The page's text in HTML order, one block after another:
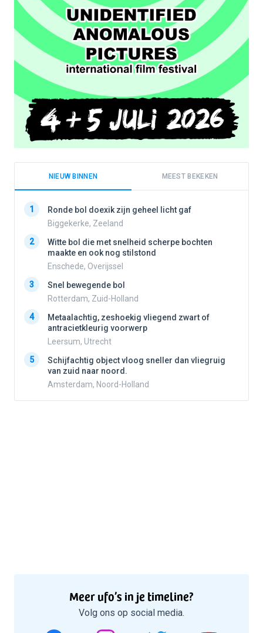
NIEUW BINNEN MEEST BEKEKEN
1
Ronde bol doexik zijn geheel licht gaf
Biggekerke, Zeeland
2
Witte bol die met snelheid scherpe bochten
maakte en ook nog stilstond
Enschede, Overijssel
3
Snel bewegende bol
Rotterdam, Zuid-Holland
4
Metaalachtig, zeshoekig vliegend zwart of
antracietkleurig voorwerp
Leersum, Utrecht
5
Schijfachtig object vloog sneller dan vliegruig
van zuid naar noord.
Amsterdam, Noord-Holland
Meer ufo’s in je timeline?
Volg ons op social media.